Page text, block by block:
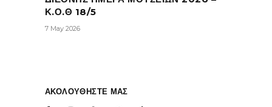
Κ.Ο.Θ 18/5
7 May 2026
ΑΚΟΛΟΥΘΗΣΤΕ ΜΑΣ